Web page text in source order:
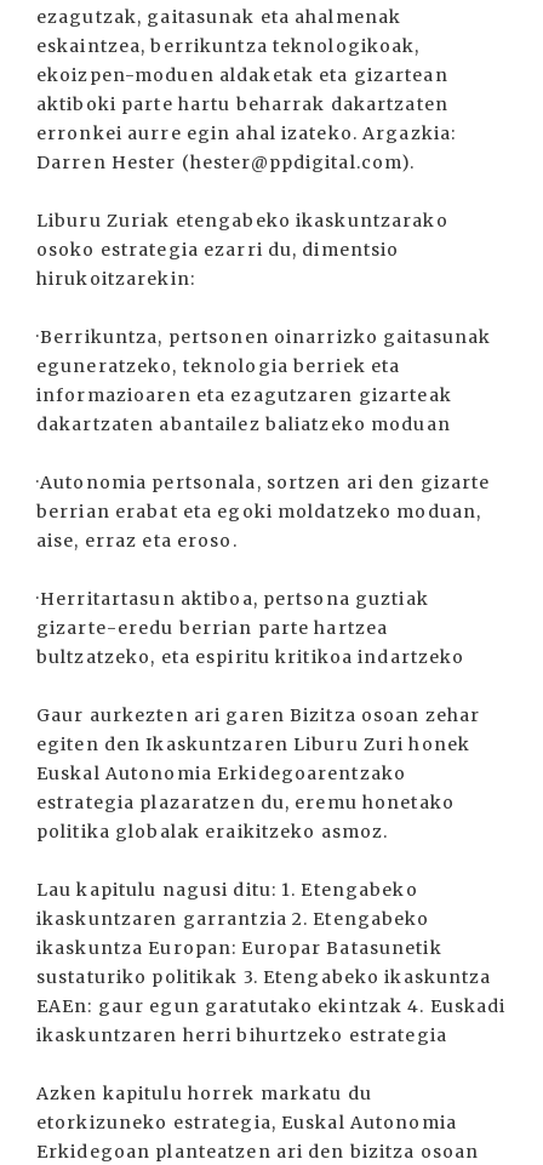
ezagutzak, gaitasunak eta ahalmenak
eskaintzea, berrikuntza teknologikoak,
ekoizpen-moduen aldaketak eta gizartean
aktiboki parte hartu beharrak dakartzaten
erronkei aurre egin ahal izateko. Argazkia:
Darren Hester (hester@ppdigital.com).
Liburu Zuriak etengabeko ikaskuntzarako
osoko estrategia ezarri du, dimentsio
hirukoitzarekin:
·Berrikuntza, pertsonen oinarrizko gaitasunak
eguneratzeko, teknologia berriek eta
informazioaren eta ezagutzaren gizarteak
dakartzaten abantailez baliatzeko moduan
·Autonomia pertsonala, sortzen ari den gizarte
berrian erabat eta egoki moldatzeko moduan,
aise, erraz eta eroso.
·Herritartasun aktiboa, pertsona guztiak
gizarte-eredu berrian parte hartzea
bultzatzeko, eta espiritu kritikoa indartzeko
Gaur aurkezten ari garen Bizitza osoan zehar
egiten den Ikaskuntzaren Liburu Zuri honek
Euskal Autonomia Erkidegoarentzako
estrategia plazaratzen du, eremu honetako
politika globalak eraikitzeko asmoz.
Lau kapitulu nagusi ditu: 1. Etengabeko
ikaskuntzaren garrantzia 2. Etengabeko
ikaskuntza Europan: Europar Batasunetik
sustaturiko politikak 3. Etengabeko ikaskuntza
EAEn: gaur egun garatutako ekintzak 4. Euskadi
ikaskuntzaren herri bihurtzeko estrategia
Azken kapitulu horrek markatu du
etorkizuneko estrategia, Euskal Autonomia
Erkidegoan planteatzen ari den bizitza osoan